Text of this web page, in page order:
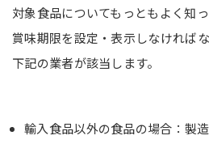
対象食品についてもっともよく知
賞味期限を設定・表示しなければ
下記の業者が該当します。
輸入食品以外の食品の場合：製